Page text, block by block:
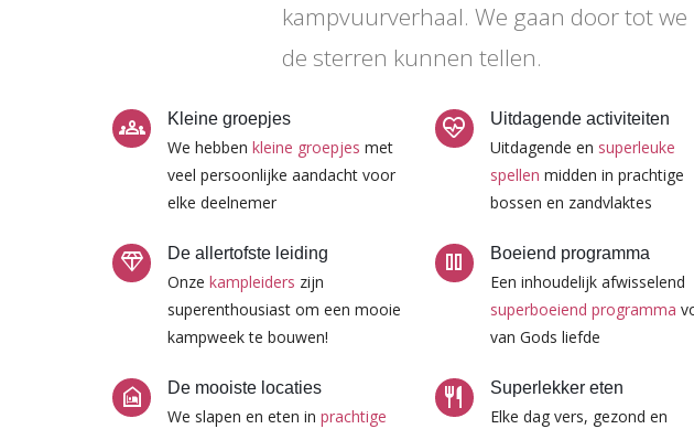
kampvuurverhaal. We gaan door tot we
de sterren kunnen tellen.
groups Kleine groepjes
We hebben kleine groepjes met
veel persoonlijke aandacht voor
elke deelnemer
diamond De allertofste leiding
Onze kampleiders zijn
superenthousiast om een mooie
kampweek te bouwen!
night_shelter De mooiste locaties
We slapen en eten in prachtige
ecg_heart Uitdagende activiteiten
Uitdagende en superleuke
spellen midden in prachtige
bossen en zandvlaktes
pause Boeiend programma
Een inhoudelijk afwisselend
superboeiend programma
van Gods liefde
restaurant Superlekker eten
Elke dag vers, gezond en